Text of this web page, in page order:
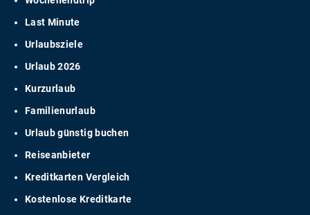
Last Minute
Urlaubsziele
Urlaub 2026
Kurzurlaub
Familienurlaub
Urlaub günstig buchen
Reiseanbieter
Kreditkarten Vergleich
Kostenlose Kreditkarte